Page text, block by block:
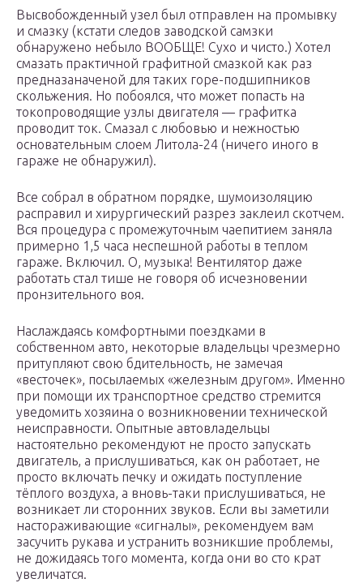
Высвобожденный узел был отправлен на промывку
и смазку (кстати следов заводской самзки
обнаружено небыло ВООБЩЕ! Сухо и чисто.) Хотел
смазать практичной графитной смазкой как раз
предназаначеной для таких горе-подшипников
скольжения. Но побоялся, что может попасть на
токопроводящие узлы двигателя — графитка
проводит ток. Смазал с любовью и нежностью
основательным слоем Литола-24 (ничего иного в
гараже не обнаружил).
Все собрал в обратном порядке, шумоизоляцию
расправил и хирургический разрез заклеил скотчем.
Вся процедура с промежуточным чаепитием заняла
примерно 1,5 часа неспешной работы в теплом
гараже. Включил. О, музыка! Вентилятор даже
работать стал тише не говоря об исчезновении
пронзительного воя.
Наслаждаясь комфортными поездками в
собственном авто, некоторые владельцы чрезмерно
притупляют свою бдительность, не замечая
«весточек», посылаемых «железным другом». Именно
при помощи их транспортное средство стремится
уведомить хозяина о возникновении технической
неисправности. Опытные автовладельцы
настоятельно рекомендуют не просто запускать
двигатель, а прислушиваться, как он работает, не
просто включать печку и ожидать поступление
тёплого воздуха, а вновь-таки прислушиваться, не
возникает ли сторонних звуков. Если вы заметили
настораживающие «сигналы», рекомендуем вам
засучить рукава и устранить возникшие проблемы,
не дожидаясь того момента, когда они во сто крат
увеличатся.